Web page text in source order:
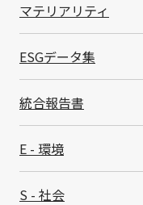
マテリアリティ
ESGデータ集
統合報告書
E - 環境
S - 社会
IT-BCPについては、
情報セキュリ
における情報セキュ
得しました。認証取
ページをご覧くださ